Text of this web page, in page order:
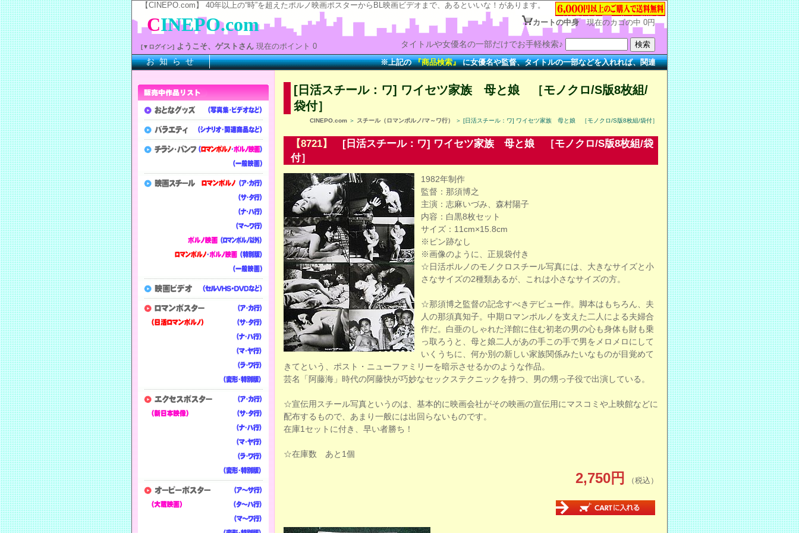
【CINEPO.com】 40年以上の“時”を超えたポルノ映画ポスターからBL映画ビデオまで、あるといいな！があります。
[日活スチール：ワ] ワイセツ家族 母と娘 ［モノクロ/S版8枚組/
袋付］
CINEPO.com ＞ スチール（ロマンポルノ/マ～ワ行） ＞ [日活スチール：ワ] ワイセツ家族 母と娘 ［モノクロ/S版8枚組/袋付］
【8721】
[日活スチール：ワ] ワイセツ家族 母と娘 ［モノクロ/S版8枚組/袋
付］
1982年制作
監督：那須博之
主演：志麻いづみ、森村陽子
内容：白黒8枚セット
サイズ：11cm×15.8cm
※ピン跡なし
※画像のように、正規袋付き
☆日活ポルノのモノクロスチール写真には、大きなサイズと小
さなサイズの2種類あるが、これは小さなサイズの方。
☆那須博之監督の記念すべきデビュー作。脚本はもちろん、夫
人の那須真知子。中期ロマンポルノを支えた二人による夫婦合
作だ。白亜のしゃれた洋館に住む初老の男の心も身体も財も乗
っ取ろうと、母と娘二人があの手この手で男をメロメロにして
いくうちに、何か別の新しい家族関係みたいなものが目覚めて
きてという、ポスト・ニューファミリーを暗示させるかのような作品。
芸名「阿藤海」時代の阿藤快が巧妙なセックステクニックを持つ、男の甥っ子役で出演している。
☆宣伝用スチール写真というのは、基本的に映画会社がその映画の宣伝用にマスコミや上映館などに
配布するもので、あまり一般には出回らないものです。
在庫1セットに付き、早い者勝ち！
☆在庫数 あと1個
2,750円 （税込）
カートの中身 現在のカゴの中 0円
タイトルや女優名の一部だけでお手軽検索♪
※上記の『商品検索』に女優名や監督、タイトルの一部などを入れれば、関連する作品を簡単に検索できます。
CINEPO.com
[▼ログイン] ようこそ、ゲストさん 現在のポイント 0
お 知 ら せ